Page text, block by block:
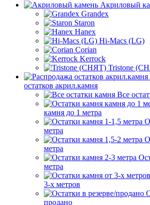
Акриловый
Grandex
Staron
Hanex
Hi-Macs (LG)
Corian
Kerrock
Tristone
остатков акрил.камня
Все
камня до 1 метра
метра
метра
метра
3-х метров
продано